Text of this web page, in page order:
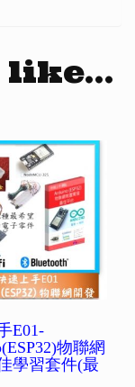
like…
E01-
物聯網
學習套件(最